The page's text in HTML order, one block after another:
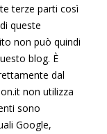
terze parti così
queste
non può quindi
blog. È
dal
non utilizza
sono
Google,